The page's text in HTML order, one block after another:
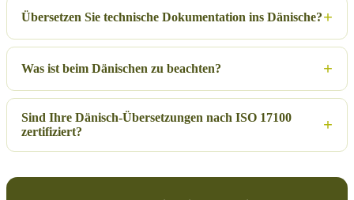
Übersetzen Sie technische Dokumentation ins Dänische?
Was ist beim Dänischen zu beachten?
Sind Ihre Dänisch-Übersetzungen nach ISO 17100
zertifiziert?